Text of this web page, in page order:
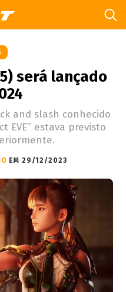
será lançado
and slash conhecido
EVE” estava previsto
EM 29/12/2023